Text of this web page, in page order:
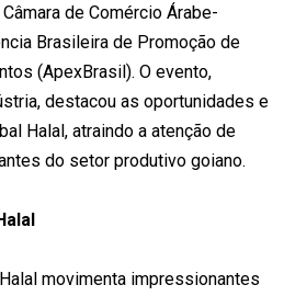
de Comércio Árabe-
Brasileira de Promoção de
(ApexBrasil). O evento,
destacou as oportunidades e
Halal, atraindo a atenção de
do setor produtivo goiano.
movimenta impressionantes